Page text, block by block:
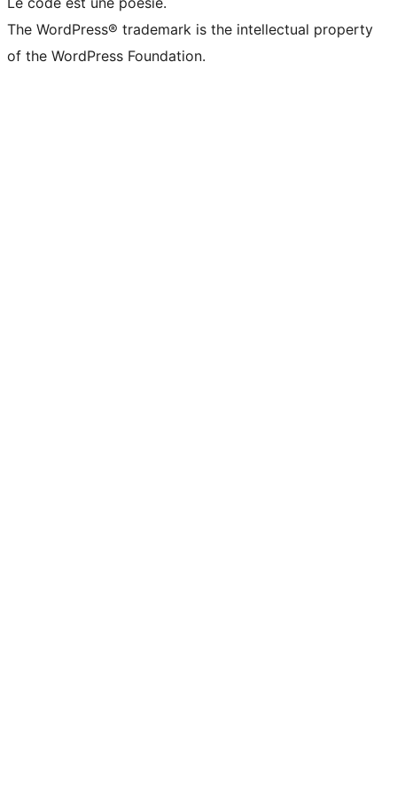
The WordPress® trademark is the intellectual property
of the WordPress Foundation.